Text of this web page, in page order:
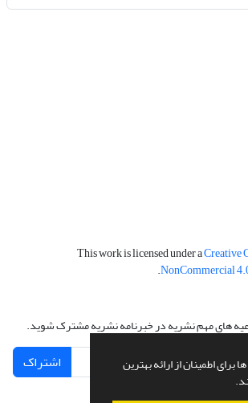
اطمینان از ارائه بهترین
This work is licensed under aCreative
NonCommercial
.
های مهم نشریه در خبرنامه نشریه مشترک شوید.
اشتراک